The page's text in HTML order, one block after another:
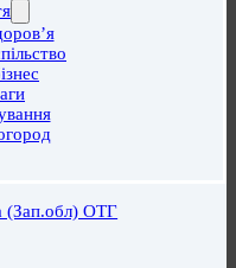
(Зап.обл) ОТГ